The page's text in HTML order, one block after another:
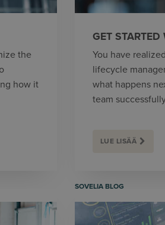
the
how it
GET
You have
lifecycle
what happens
team
LUE LISÄÄ
SOVELIA BLOG